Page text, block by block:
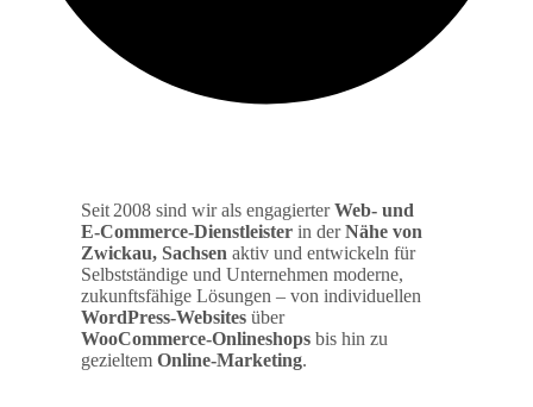
Seit 2008 sind wir als engagierterWeb‑ und
E‑Commerce‑Dienstleister in derNähe von
Zwickau, Sachsen aktiv und entwickeln für
Selbstständige und Unternehmen moderne,
zukunftsfähige Lösungen – von individuellen
WordPress‑Websites über
WooCommerce‑Onlineshops bis hin zu
gezieltem Online‑Marketing.